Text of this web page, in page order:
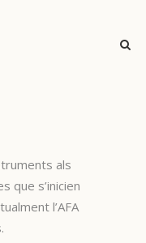
als
que s’inicien
l’AFA